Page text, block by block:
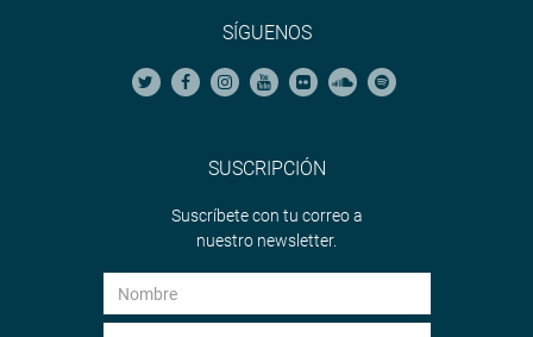
SÍGUENOS
SUSCRIPCIÓN
Suscríbete con tu correo a
nuestro newsletter.